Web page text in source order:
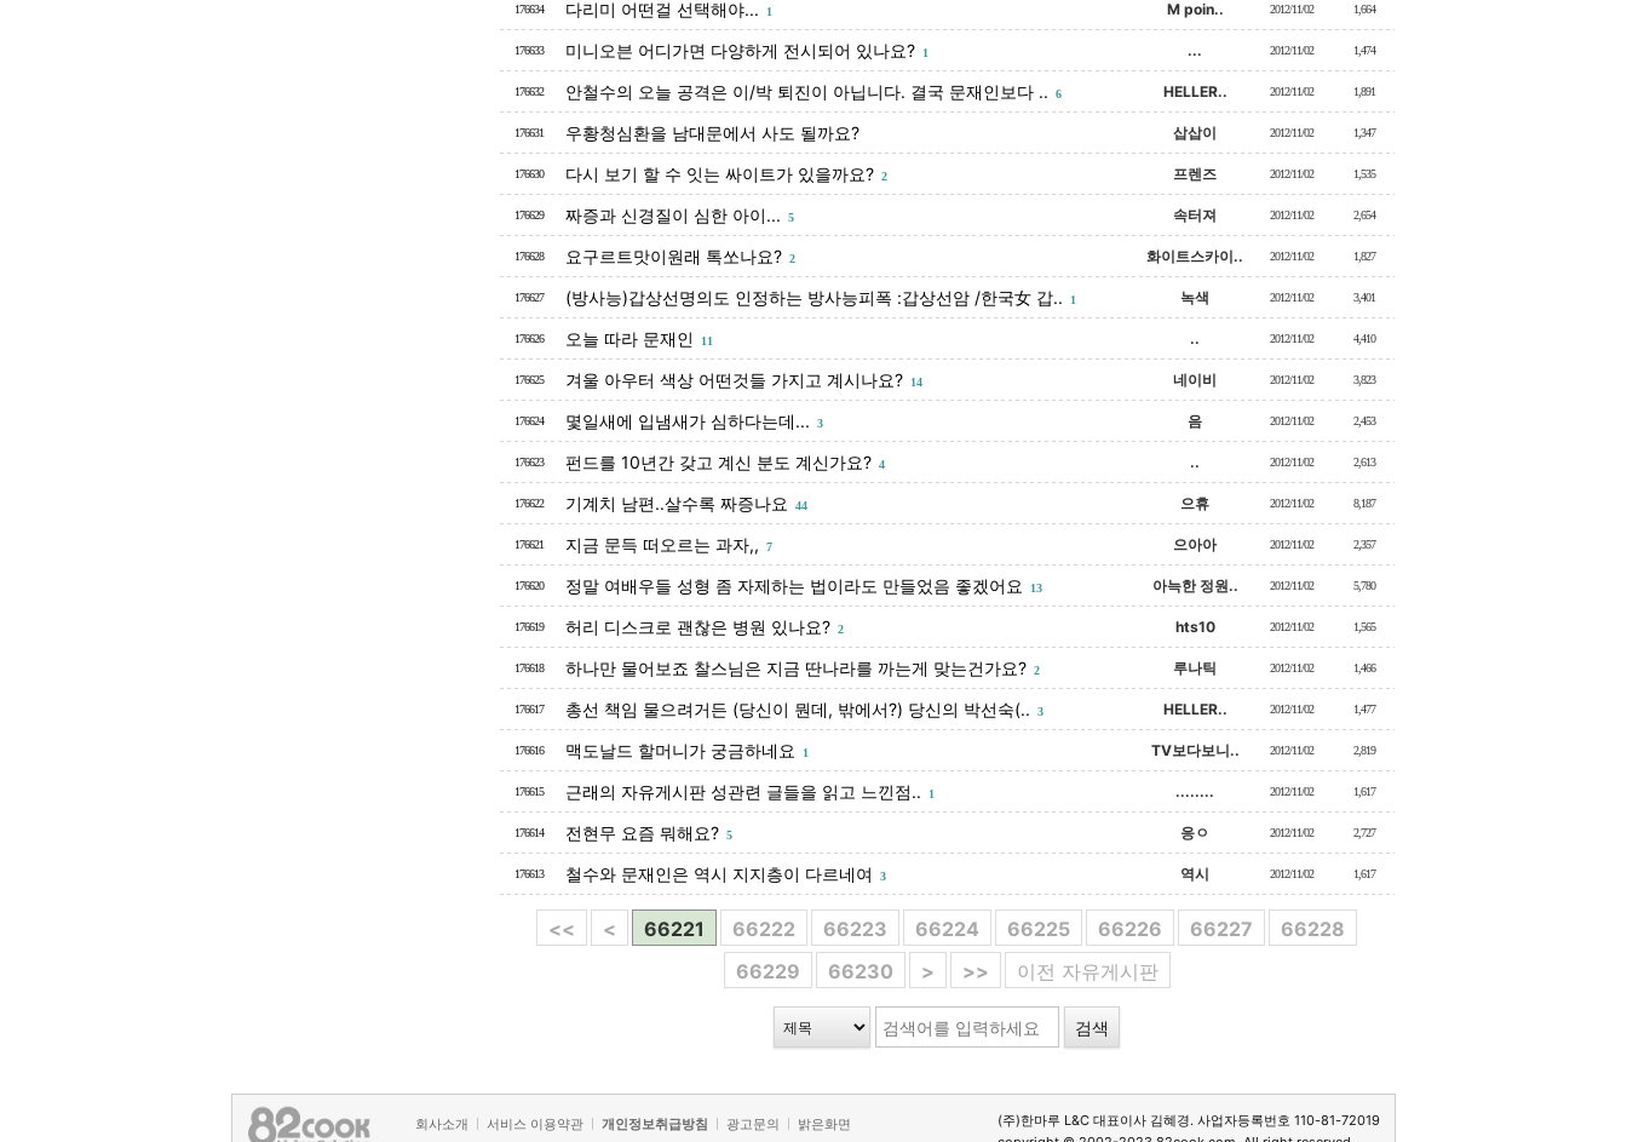
176634 다리미 어떤걸 선택해야... 1 M poin.. 2012/11/02 1,664
176633 미니오븐 어디가면 다양하게 전시되어 있나요? 1 ... 2012/11/02 1,474
176632 안철수의 오늘 공격은 이/박 퇴진이 아닙니다. 결국 문재인보다 .. 6 HELLER.. 2012/11/02 1,891
176631 우황청심환을 남대문에서 사도 될까요? 삽삽이 2012/11/02 1,347
176630 다시 보기 할 수 잇는 싸이트가 있을까요? 2 프렌즈 2012/11/02 1,535
176629 짜증과 신경질이 심한 아이... 5 속터져 2012/11/02 2,654
176628 요구르트맛이원래 톡쏘나요? 2 화이트스카이.. 2012/11/02 1,827
176627 (방사능)갑상선명의도 인정하는 방사능피폭 :갑상선암 /한국女 갑.. 1 녹색 2012/11/02 3,401
176626 오늘 따라 문재인 11 .. 2012/11/02 4,410
176625 겨울 아우터 색상 어떤것들 가지고 계시나요? 14 네이비 2012/11/02 3,823
176624 몇일새에 입냄새가 심하다는데... 3 음 2012/11/02 2,453
176623 펀드를 10년간 갖고 계신 분도 계신가요? 4 .. 2012/11/02 2,613
176622 기계치 남편..살수록 짜증나요 44 으휴 2012/11/02 8,187
176621 지금 문득 떠오르는 과자,, 7 으아아 2012/11/02 2,357
176620 정말 여배우들 성형 좀 자제하는 법이라도 만들었음 좋겠어요 13 아늑한 정원.. 2012/11/02 5,780
176619 허리 디스크로 괜찮은 병원 있나요? 2 hts10 2012/11/02 1,565
176618 하나만 물어보죠 찰스님은 지금 딴나라를 까는게 맞는건가요? 2 루나틱 2012/11/02 1,466
176617 총선 책임 물으려거든 (당신이 뭔데, 밖에서?) 당신의 박선숙(.. 3 HELLER.. 2012/11/02 1,477
176616 맥도날드 할머니가 궁금하네요 1 TV보다보니.. 2012/11/02 2,819
176615 근래의 자유게시판 성관련 글들을 읽고 느낀점.. 1 ........ 2012/11/02 1,617
176614 전현무 요즘 뭐해요? 5 응ㅇ 2012/11/02 2,727
176613 철수와 문재인은 역시 지지층이 다르네여 3 역시 2012/11/02 1,617
<< < 66221 66222 66223 66224 66225 66226 66227
66228
66229
66230 > >> 이전 자유게시판
정책 및 방침
회사소개 서비스 이용약관 개인정보취급방침 광고문의 밝은화면
(주)한마루 L&C 대표이사 김혜경. 사업자등록번호 110-81-72019